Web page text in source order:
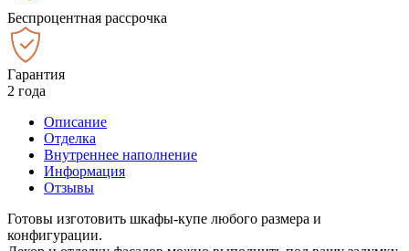
Беспроцентная рассрочка
Гарантия
2 года
Описание
Отделка
Внутреннее наполнение
Информация
Отзывы
Готовы изготовить шкафы-купе любого размера и
конфигурации.